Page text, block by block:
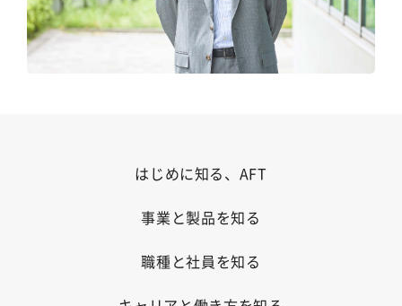
はじめに知る、AFT
事業と製品を知る
職種と社員を知る